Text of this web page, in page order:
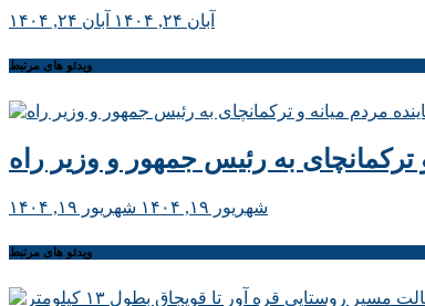
آبان ۲۴, ۱۴۰۴ آبان ۲۴, ۱۴۰۴
ویدئو های مرتبط
به رئیس جمهور و وزیر راه
شهریور ۱۹, ۱۴۰۴ شهریور ۱۹, ۱۴۰۴
ویدئو های مرتبط